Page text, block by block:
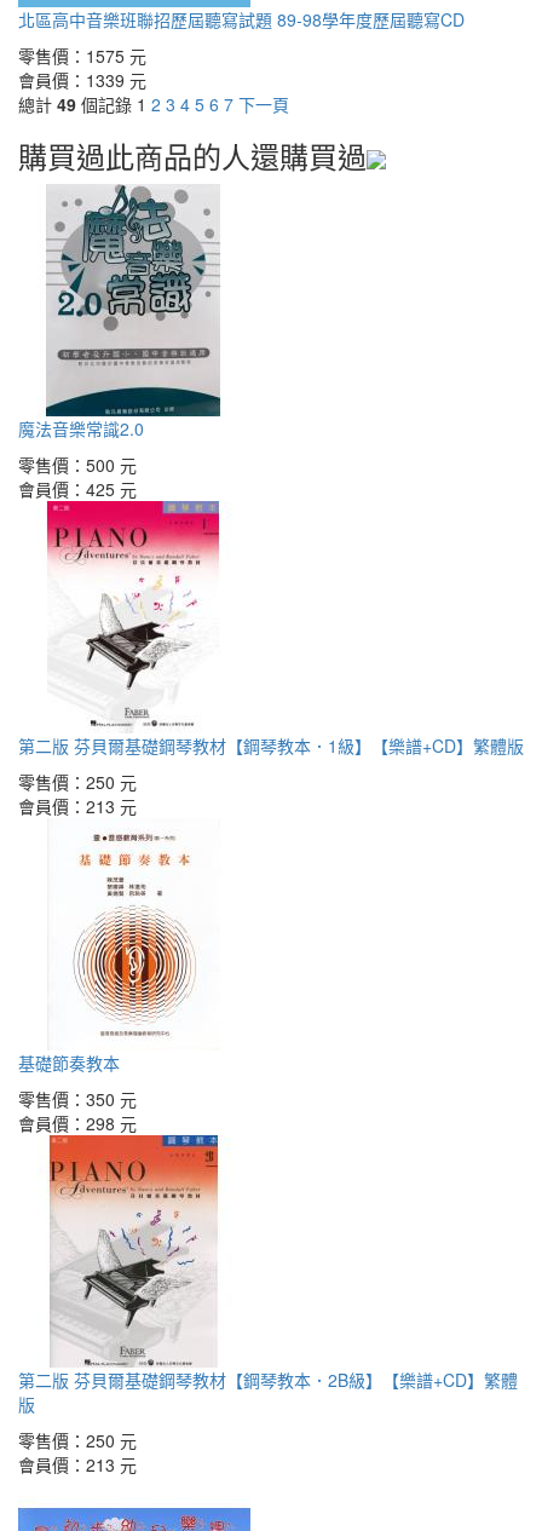
北區高中音樂班聯招歷屆聽寫試題 89-98學年度歷屆聽寫CD
零售價： 1575 元
會員價： 1339 元
總計 49 個記錄 1 2 3 4 5 6 7 下一頁
購買過此商品的人還購買過
魔法音樂常識2.0
零售價： 500 元
會員價： 425 元
第二版 芬貝爾基礎鋼琴教材【鋼琴教本．1級】【樂譜+CD】繁體版
零售價： 250 元
會員價： 213 元
基礎節奏教本
零售價： 350 元
會員價： 298 元
第二版 芬貝爾基礎鋼琴教材【鋼琴教本．2B級】【樂譜+CD】繁體
版
零售價： 250 元
會員價： 213 元